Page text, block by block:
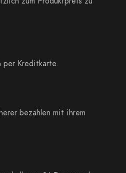
per Kreditkarte.
bezahlen mit ihrem